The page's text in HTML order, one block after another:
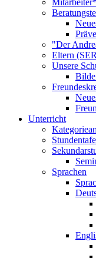
"Der
Eltern
Unsere
Unterricht
Sprachen